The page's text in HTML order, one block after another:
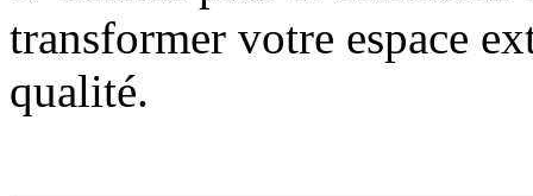
transformer votre espace
qualité.